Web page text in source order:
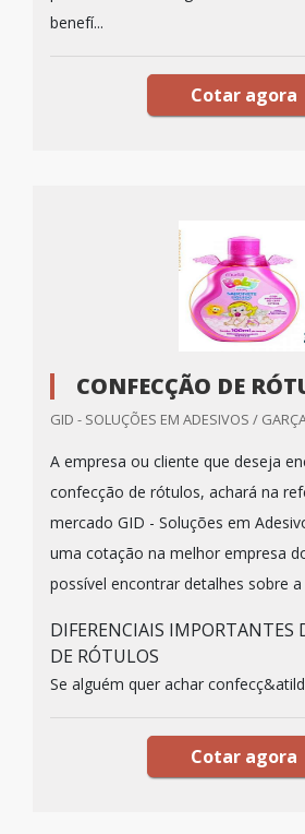
benefí...
Cotar agora
CONFECÇÃO DE
GID - SOLUÇÕES EM ADESIVOS /
A empresa ou cliente que deseja
confecção de rótulos, achará na
mercado GID - Soluções em
uma cotação na melhor empresa
possível encontrar detalhes sobre
DIFERENCIAIS IMPORTANTES
DE RÓTULOS
Se alguém quer achar
Cotar agora